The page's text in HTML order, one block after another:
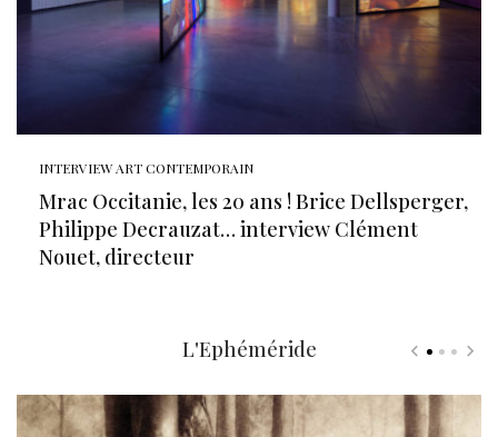
INTERVIEW ART CONTEMPORAIN
Mrac Occitanie, les 20 ans ! Brice Dellsperger,
Philippe Decrauzat… interview Clément
Nouet, directeur
L'Ephéméride